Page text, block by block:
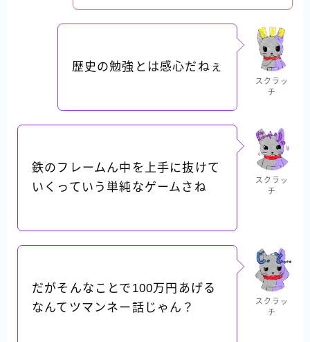
歴史の勉強とは感心だねぇ
スクラッ
チ
鉄のフレームん中を上手に抜けて
いくっていう単純なゲームさね
スクラッ
チ
だがそんなことで100万円あげる
なんてツマンネー話じゃん？
スクラッ
チ